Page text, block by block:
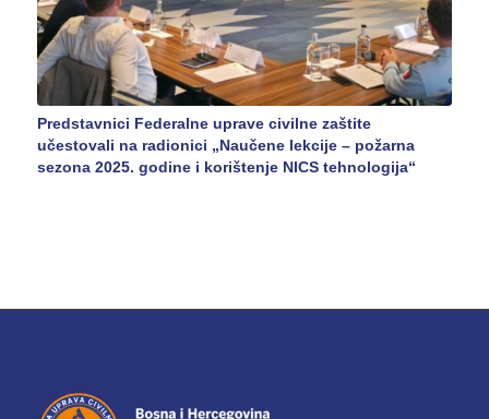
Predstavnici Federalne uprave civilne zaštite
učestovali na radionici „Naučene lekcije – požarna
sezona 2025. godine i korištenje NICS tehnologija“